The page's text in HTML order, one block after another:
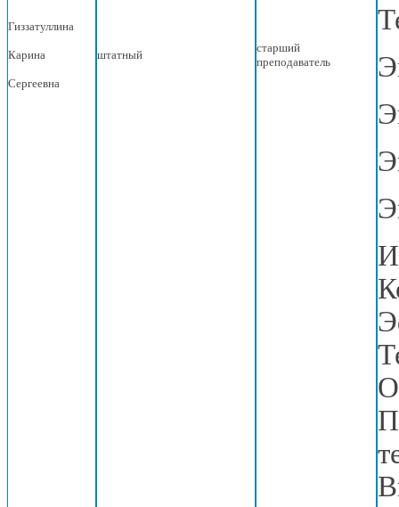
Гиззатуллина
Карина
Сергеевна
штатный
старший
преподаватель